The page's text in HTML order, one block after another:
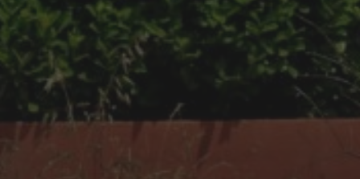
11 JUIN 2025